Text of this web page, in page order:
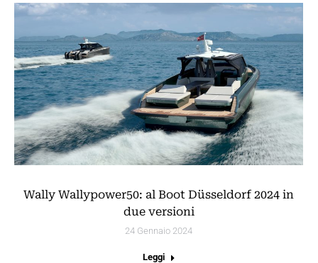
Wally Wallypower50: al Boot Düsseldorf 2024 in
due versioni
24 Gennaio 2024
Leggi